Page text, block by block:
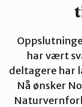
Finnmark
Hordaland
har vært
deltagere har
Nå ønsker